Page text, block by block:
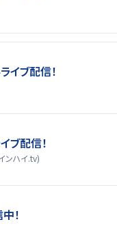
イブ配信！
ブ配信！
ンハイ.tv)
！